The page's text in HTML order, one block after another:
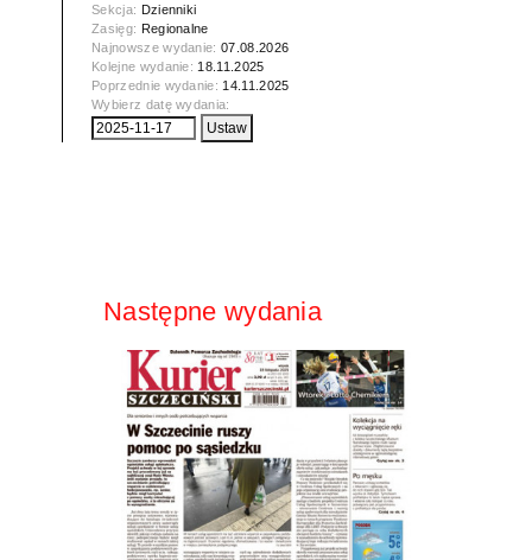
Sekcja: Dzienniki
Zasięg: Regionalne
Najnowsze wydanie:07.08.2026
Kolejne wydanie: 18.11.2025
Poprzednie wydanie: 14.11.2025
Wybierz datę wydania:
Następne wydania